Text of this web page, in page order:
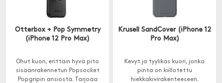
Otterbox + Pop Symmetry
(iPhone 12 Pro Max)
Ohut kuori, erittäin hyvä pito
sisäänrakennetun Popsocket
Popgripin ansiosta. Tarjoaa
Krusell SandCover (iPhone 12
Pro Max)
Kevyt ja tyylikäs kuori, jonka
pinta on kiillotettu
hiekkakivirakenteeseen.